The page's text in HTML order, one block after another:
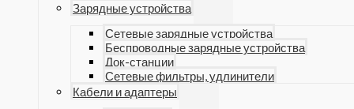
Зарядные устройства
Сетевые зарядные устройства
Беспроводные зарядные устройства
Док-станции
Сетевые фильтры, удлинители
Кабели и адаптеры